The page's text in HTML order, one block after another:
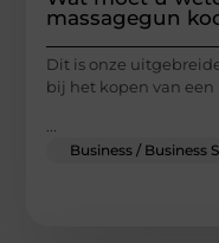
massagegun
Dit is onze
bij het kopen van een
Business / Business